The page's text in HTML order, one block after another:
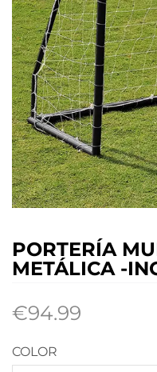
PORTERÍA
METÁLICA -
€94.99
COLOR